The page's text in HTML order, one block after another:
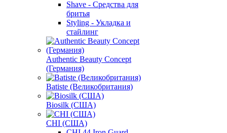
Shave - Средства для
бритья
Styling - Укладка и
стайлинг
Authentic Beauty Concept
(Германия)
Batiste (Великобритания)
Biosilk (США)
CHI (США)